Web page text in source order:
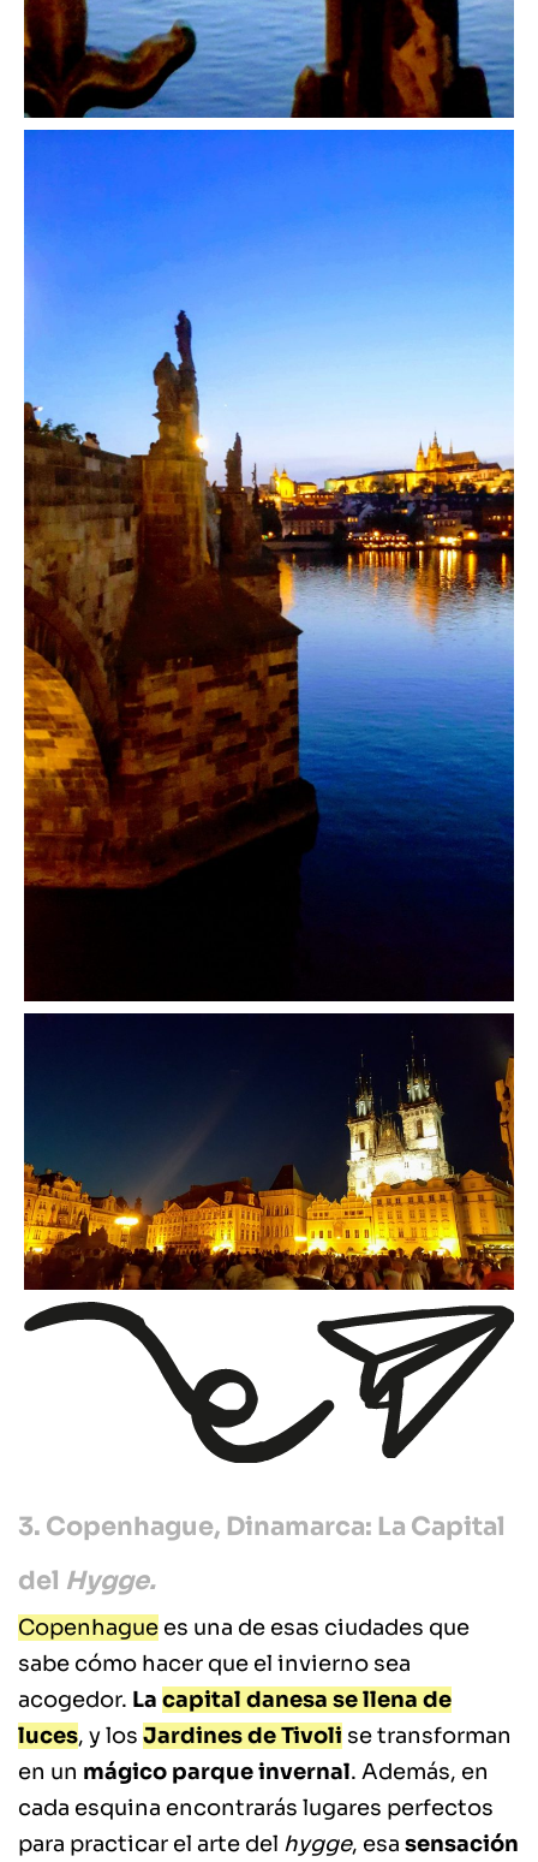
3. Copenhague, Dinamarca: La Capital
del Hygge.
Copenhague es una de esas ciudades que
sabe cómo hacer que el invierno sea
acogedor. La capital danesa se llena de
luces, y los Jardines de Tivoli se transforman
en un mágico parque invernal. Además, en
cada esquina encontrarás lugares perfectos
para practicar el arte del hygge, esa sensación